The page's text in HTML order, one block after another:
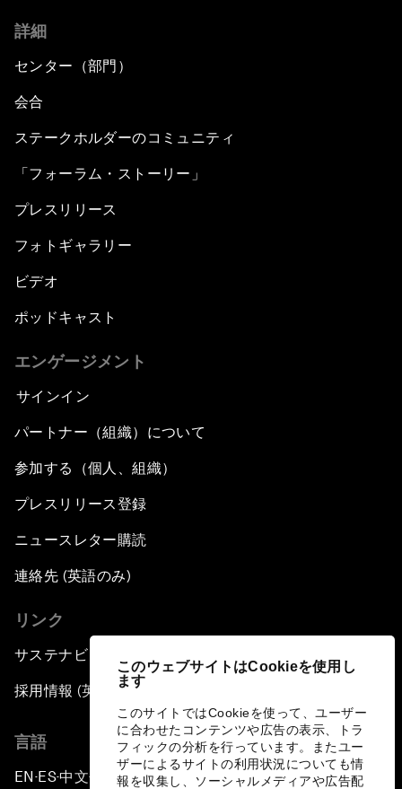
このウェブサイトはCookieを使用し
ます
このサイトではCookieを使って、ユーザー
に合わせたコンテンツや広告の表示、トラ
フィックの分析を行っています。またユー
ザーによるサイトの利用状況についても情
報を収集し、ソーシャルメディアや広告配
詳細
センター（部門）
会合
ステークホルダーのコミュニティ
「フォーラム・ストーリー」
プレスリリース
フォトギャラリー
ビデオ
ポッドキャスト
エンゲージメント
サインイン
パートナー（組織）について
参加する（個人、組織）
プレスリリース登録
ニュースレター購読
連絡先 (英語のみ)
リンク
サステナビリティへの取り組み
採用情報 (英語のみ)
言語
EN ▪ES▪中文▪ 日本語